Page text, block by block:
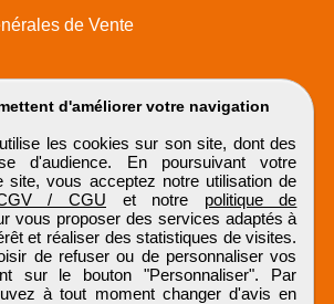
d'améliorer votre navigation
les cookies sur son site, dont des
d'audience. En poursuivant votre
site, vous acceptez notre utilisation de
/ CGU et notre politique de
vous proposer des services adaptés à
et réaliser des statistiques de visites.
de refuser ou de personnaliser vos
sur le bouton "Personnaliser". Par
à tout moment changer d'avis en
de Vente